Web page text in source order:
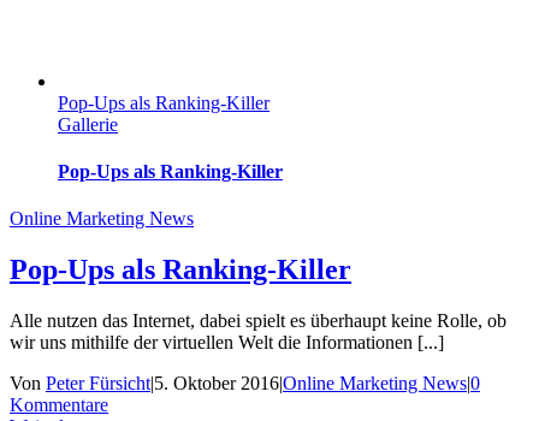
Pop-Ups als Ranking-Killer
Gallerie
Pop-Ups als Ranking-Killer
Online Marketing News
Pop-Ups als Ranking-Killer
Alle nutzen das Internet, dabei spielt es überhaupt keine Rolle, ob
wir uns mithilfe der virtuellen Welt die Informationen [...]
Von Peter Fürsicht|5. Oktober 2016|Online Marketing News|0
Kommentare